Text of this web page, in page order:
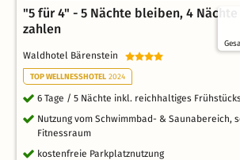
"5 für 4" - 5 Nächte bleiben, 4 Nächte
zahlen
Waldhotel Bärenstein
TOP WELLNESSHOTEL 2024
6 Tage / 5 Nächte inkl. reichhaltiges
Nutzung vom Schwimmbad- & Saunabereich,
Fitnessraum
kostenfreie Parkplatznutzung